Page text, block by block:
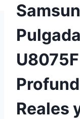
Reales